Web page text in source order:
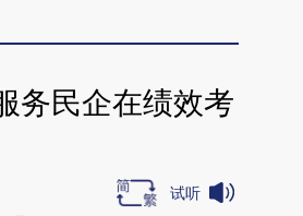
务民企在绩效考
试听